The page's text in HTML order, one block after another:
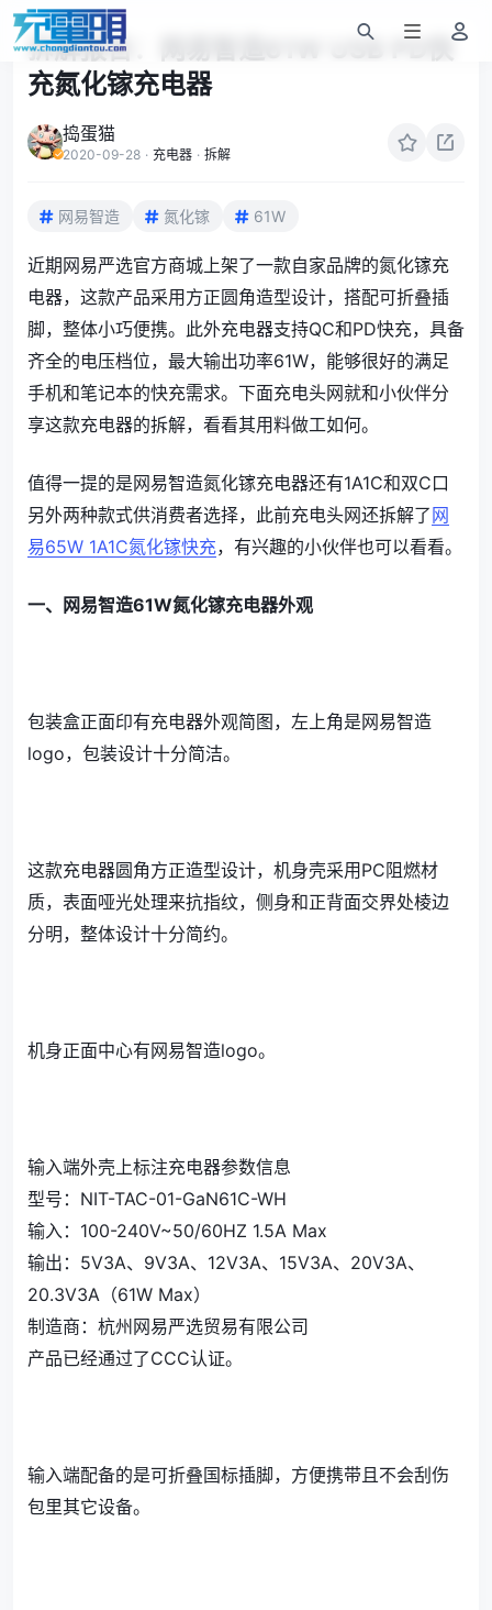
拆解报告：网易智造61W USB PD快
充氮化镓充电器
捣蛋猫
2020-09-28 · 充电器 · 拆解
网易智造 氮化镓 61W
近期网易严选官方商城上架了一款自家品牌的氮化镓充
电器，这款产品采用方正圆角造型设计，搭配可折叠插
脚，整体小巧便携。此外充电器支持QC和PD快充，具备
齐全的电压档位，最大输出功率61W，能够很好的满足
手机和笔记本的快充需求。下面充电头网就和小伙伴分
享这款充电器的拆解，看看其用料做工如何。
值得一提的是网易智造氮化镓充电器还有1A1C和双C口
另外两种款式供消费者选择，此前充电头网还拆解了 网
易65W 1A1C氮化镓快充，有兴趣的小伙伴也可以看看。
一、网易智造61W氮化镓充电器外观
包装盒正面印有充电器外观简图，左上角是网易智造
logo，包装设计十分简洁。
这款充电器圆角方正造型设计，机身壳采用PC阻燃材
质，表面哑光处理来抗指纹，侧身和正背面交界处棱边
分明，整体设计十分简约。
机身正面中心有网易智造logo。
输入端外壳上标注充电器参数信息
型号：NIT-TAC-01-GaN61C-WH
输入：100-240V~50/60HZ 1.5A Max
输出：5V3A、9V3A、12V3A、15V3A、20V3A、
20.3V3A（61W Max）
制造商：杭州网易严选贸易有限公司
产品已经通过了CCC认证。
输入端配备的是可折叠国标插脚，方便携带且不会刮伤
包里其它设备。